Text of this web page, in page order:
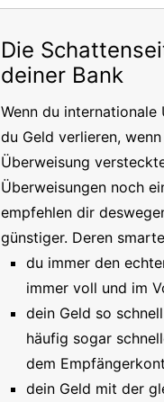
Die
deiner Bank
Wenn du
du Geld verlieren,
Überweisung
Überweisungen noch
empfehlen dir
günstiger. Deren
du immer den
immer voll und im
dein Geld so
häufig sogar
dem
dein Geld mit der